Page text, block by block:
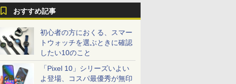
おすすめ記事
初心者の方におくる、スマー
トウォッチを選ぶときに確認
したい10のこと
「Pixel 10」シリーズいよい
よ登場、コスパ最優秀が無印